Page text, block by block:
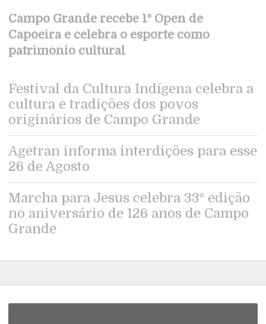
Campo Grande recebe 1º Open de
Capoeira e celebra o esporte como
patrimônio cultural
Festival da Cultura Indígena celebra a
cultura e tradições dos povos
originários de Campo Grande
Agetran informa interdições para esse
26 de Agosto
Marcha para Jesus celebra 33ª edição
no aniversário de 126 anos de Campo
Grande